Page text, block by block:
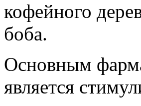
кофейного
боба.
Основным
является